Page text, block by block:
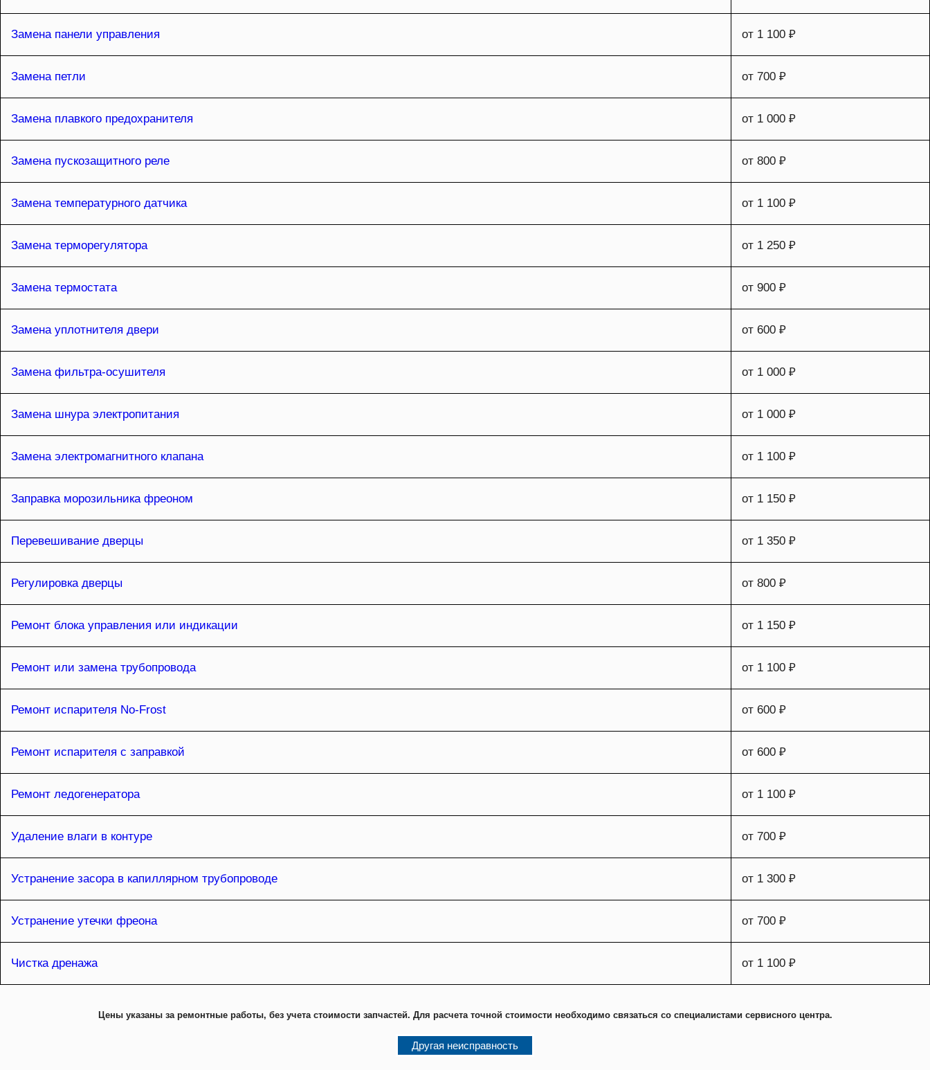
Замена панели управления от 1 100 ₽
Замена петли от 700 ₽
Замена плавкого предохранителя от 1 000 ₽
Замена пускозащитного реле от 800 ₽
Замена температурного датчика от 1 100 ₽
Замена терморегулятора от 1 250 ₽
Замена термостата от 900 ₽
Замена уплотнителя двери от 600 ₽
Замена фильтра-осушителя от 1 000 ₽
Замена шнура электропитания от 1 000 ₽
Замена электромагнитного клапана от 1 100 ₽
Заправка морозильника фреоном от 1 150 ₽
Перевешивание дверцы от 1 350 ₽
Регулировка дверцы от 800 ₽
Ремонт блока управления или индикации от 1 150 ₽
Ремонт или замена трубопровода от 1 100 ₽
Ремонт испарителя No-Frost от 600 ₽
Ремонт испарителя с заправкой от 600 ₽
Ремонт ледогенератора от 1 100 ₽
Удаление влаги в контуре от 700 ₽
Устранение засора в капиллярном трубопроводе от 1 300 ₽
Устранение утечки фреона от 700 ₽
Чистка дренажа от 1 100 ₽
Цены указаны за ремонтные работы, без учета стоимости запчастей. Для расчета точной стоимости необходимо связаться со специалистами сервисного центра.
Другая неисправность